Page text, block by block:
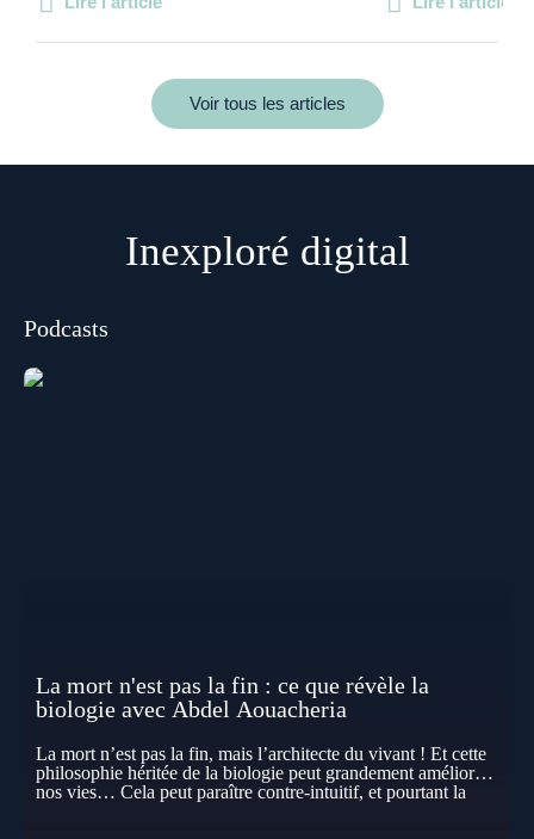
Voir tous les articles
Inexploré digital
Podcasts
La mort n'est pas la fin : ce que révèle la
biologie avec Abdel Aouacheria
La mort n’est pas la fin, mais l’architecte du vivant ! Et cette
philosophie héritée de la biologie peut grandement améliorer
nos vies… Cela peut paraître contre-intuitif, et pourtant la